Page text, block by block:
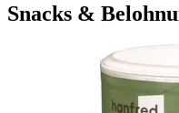
Snacks &